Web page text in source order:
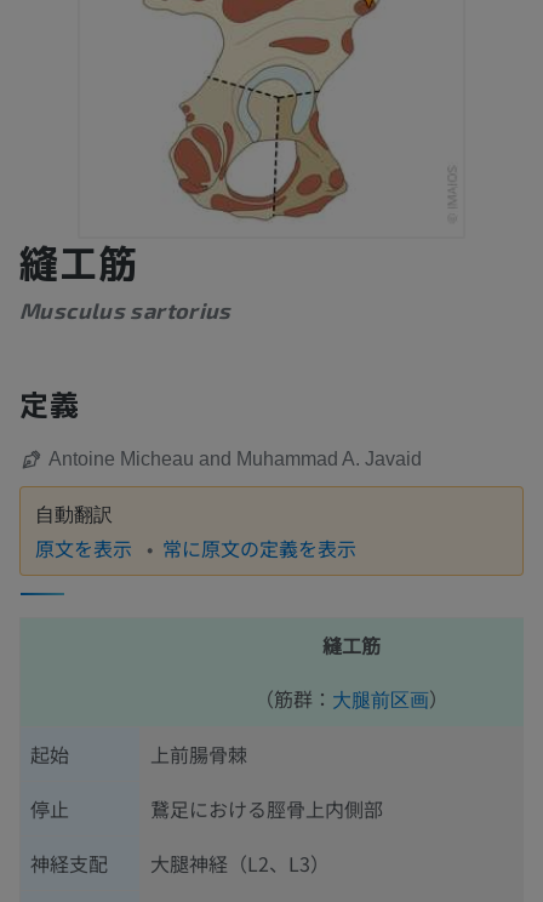
縫工筋
Musculus sartorius
定義
Antoine Micheau and Muhammad A. Javaid
自動翻訳
原文を表示 常に原文の定義を表示
縫工筋
（筋群： 大腿前区画）
起始
上前腸骨棘
停止
鵞足における脛骨上内側部
神経支配
大腿神経（L2、L3）